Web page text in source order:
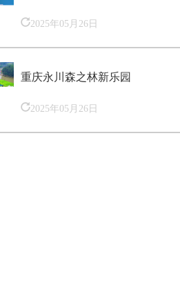
2025年05月26日
重庆永川森之林新乐园
2025年05月26日